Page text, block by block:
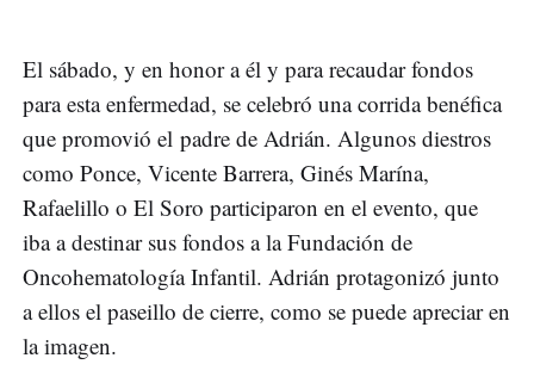
El sábado, y en honor a él y para recaudar fondos
para esta enfermedad, se celebró una corrida benéfica
que promovió el padre de Adrián. Algunos diestros
como Ponce, Vicente Barrera, Ginés Marína,
Rafaelillo o El Soro participaron en el evento, que
iba a destinar sus fondos a la Fundación de
Oncohematología Infantil. Adrián protagonizó junto
a ellos el paseillo de cierre, como se puede apreciar en
la imagen.